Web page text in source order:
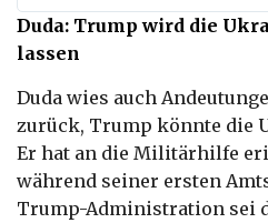
Duda: Trump wird die
lassen
Duda wies auch
zurück, Trump könnte die
Er hat an die Militärhilfe
während seiner ersten
Trump-Administration sei